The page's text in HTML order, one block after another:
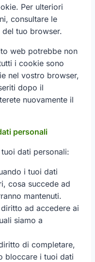
Per ulteriori
consultare le
del tuo browser.
web potrebbe non
i cookie sono
nel vostro browser,
dopo il
nuovamente il
personali
dati personali:
i tuoi dati
cosa succede ad
mantenuti.
ad accedere ai
siamo a
di completare,
bloccare i tuoi dati